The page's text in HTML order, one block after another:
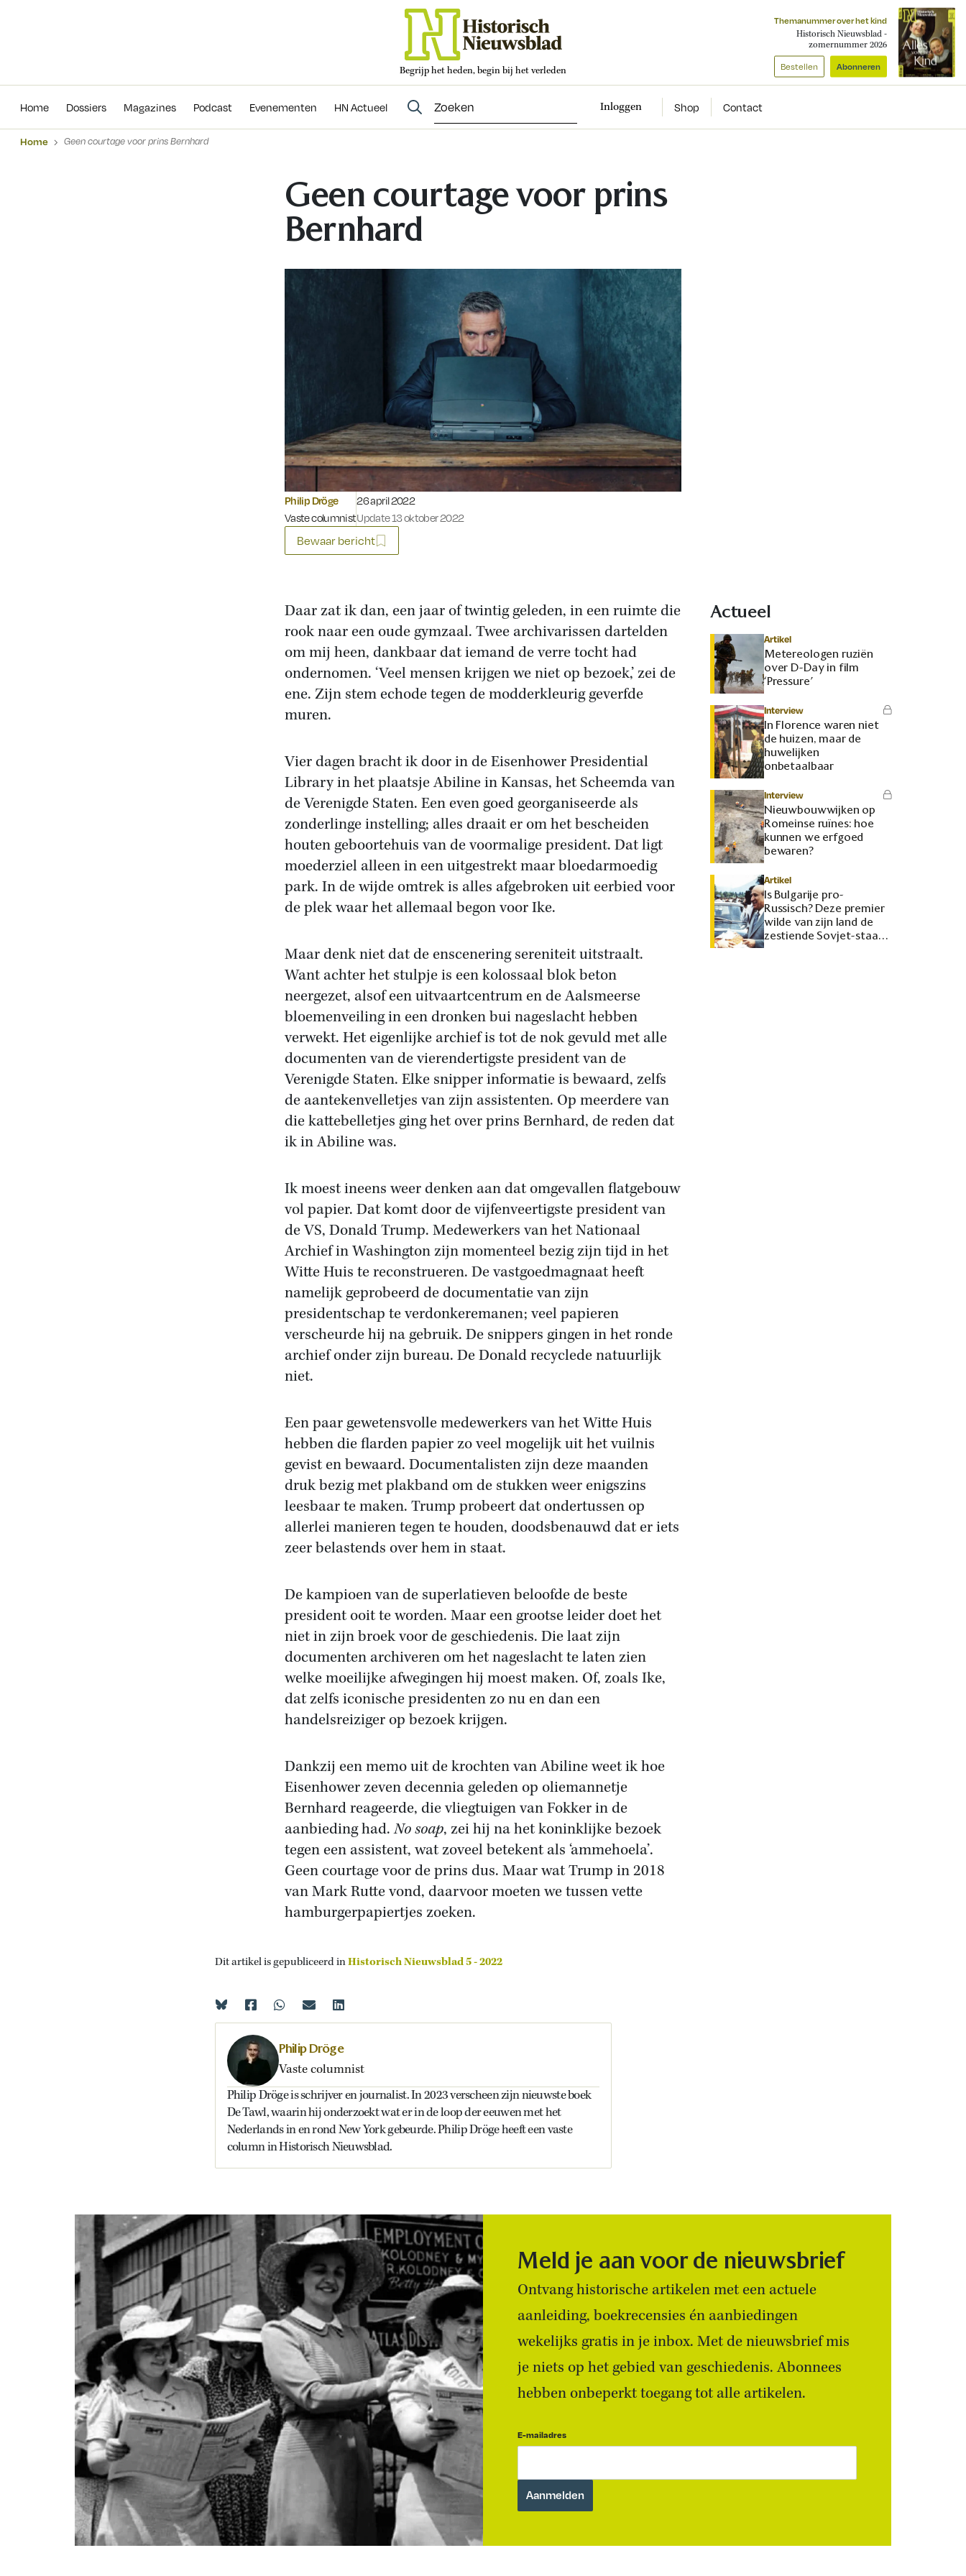
Begrijp het heden, begin bij het verleden
Themanummer over het kind
Historisch Nieuwsblad -
zomernummer 2026
Bestellen Abonneren
Home Dossiers Magazines Podcast Evenementen HN Actueel Inloggen Shop Contact
Evenementen
Home Geen courtage voor prins Bernhard
Geen courtage voor prins
Bernhard
Philip Dröge
Vaste columnist
Gepubliceerd op:
26 april 2022
Update 13 oktober 2022
Bewaar bericht
Daar zat ik dan, een jaar of twintig geleden, in een ruimte die
rook naar een oude gymzaal. Twee archivarissen dartelden
om mij heen, dankbaar dat iemand de verre tocht had
ondernomen. ‘Veel mensen krijgen we niet op bezoek,’ zei de
ene. Zijn stem echode tegen de modderkleurig geverfde
muren.
Vier dagen bracht ik door in de Eisenhower Presidential
Library in het plaatsje Abiline in Kansas, het Scheemda van
de Verenigde Staten. Een even goed georganiseerde als
zonderlinge instelling; alles draait er om het bescheiden
houten geboortehuis van de voormalige president. Dat ligt
moederziel alleen in een uitgestrekt maar bloedarmoedig
park. In de wijde omtrek is alles afgebroken uit eerbied voor
de plek waar het allemaal begon voor Ike.
Maar denk niet dat de enscenering sereniteit uitstraalt.
Want achter het stulpje is een kolossaal blok beton
neergezet, alsof een uitvaartcentrum en de Aalsmeerse
bloemenveiling in een dronken bui nageslacht hebben
verwekt. Het eigenlijke archief is tot de nok gevuld met alle
documenten van de vierendertigste president van de
Verenigde Staten. Elke snipper informatie is bewaard, zelfs
de aantekenvelletjes van zijn assistenten. Op meerdere van
die kattebelletjes ging het over prins Bernhard, de reden dat
ik in Abiline was.
Ik moest ineens weer denken aan dat omgevallen flatgebouw
vol papier. Dat komt door de vijfenveertigste president van
de VS, Donald Trump. Medewerkers van het Nationaal
Archief in Washington zijn momenteel bezig zijn tijd in het
Witte Huis te reconstrueren. De vastgoedmagnaat heeft
namelijk geprobeerd de documentatie van zijn
presidentschap te verdonkeremanen; veel papieren
verscheurde hij na gebruik. De snippers gingen in het ronde
archief onder zijn bureau. De Donald recyclede natuurlijk
niet.
Een paar gewetensvolle medewerkers van het Witte Huis
hebben die flarden papier zo veel mogelijk uit het vuilnis
gevist en bewaard. Documentalisten zijn deze maanden
druk bezig met plakband om de stukken weer enigszins
leesbaar te maken. Trump probeert dat ondertussen op
allerlei manieren tegen te houden, doodsbenauwd dat er iets
zeer belastends over hem in staat.
De kampioen van de superlatieven beloofde de beste
president ooit te worden. Maar een grootse leider doet het
niet in zijn broek voor de geschiedenis. Die laat zijn
documenten archiveren om het nageslacht te laten zien
welke moeilijke afwegingen hij moest maken. Of, zoals Ike,
dat zelfs iconische presidenten zo nu en dan een
handelsreiziger op bezoek krijgen.
Dankzij een memo uit de krochten van Abiline weet ik hoe
Eisenhower zeven decennia geleden op oliemannetje
Bernhard reageerde, die vliegtuigen van Fokker in de
aanbieding had.No soap, zei hij na het koninklijke bezoek
tegen een assistent, wat zoveel betekent als ‘ammehoela’.
Geen courtage voor de prins dus. Maar wat Trump in 2018
van Mark Rutte vond, daarvoor moeten we tussen vette
hamburgerpapiertjes zoeken.
Actueel
Artikel
Metereologen ruziën
over D-Day in film
‘Pressure’
Interview
In Florence waren niet
de huizen, maar de
huwelijken
onbetaalbaar
Interview
Nieuwbouwwijken op
Romeinse ruïnes: hoe
kunnen we erfgoed
bewaren?
Artikel
Is Bulgarije pro-
Russisch? Deze premier
wilde van zijn land de
zestiende Sovjet-staat
maken
Dit artikel is gepubliceerd inHistorisch Nieuwsblad 5 - 2022
Philip Dröge
Vaste columnist
Philip Dröge is schrijver en journalist. In 2023 verscheen zijn nieuwste boek
De Tawl, waarin hij onderzoekt wat er in de loop der eeuwen met het
Nederlands in en rond New York gebeurde. Philip Dröge heeft een vaste
column in Historisch Nieuwsblad.
Meld je aan voor de nieuwsbrief
Ontvang historische artikelen met een actuele
aanleiding, boekrecensies én aanbiedingen
wekelijks gratis in je inbox. Met de nieuwsbrief mis
je niets op het gebied van geschiedenis. Abonnees
hebben onbeperkt toegang tot alle artikelen.
E-mailadres